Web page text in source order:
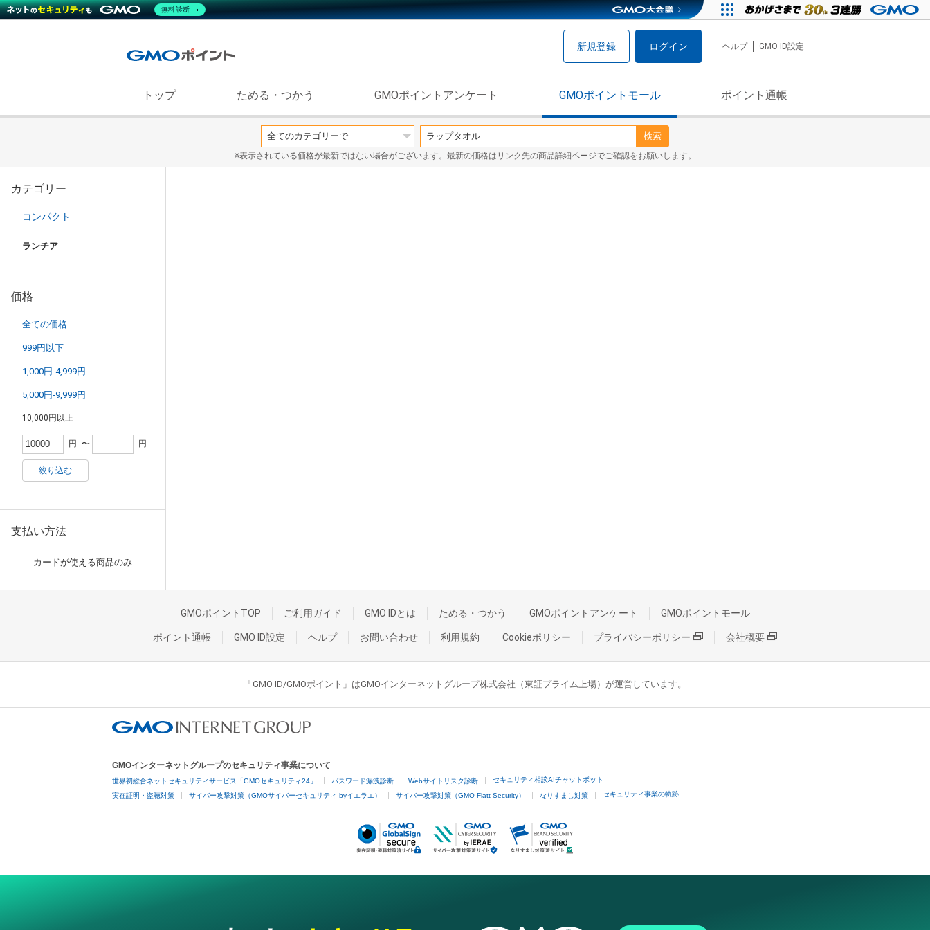
新規登録 ログイン ヘルプ GMO ID設定
トップ ためる・つかう GMOポイントアンケート GMOポイントモール ポイント通帳
検索
※表示されている価格が最新ではない場合がございます。最新の価格はリンク先の商品詳細ページでご確認をお願いします。
カテゴリー
コンパクト
ランチア
価格
全ての価格
999円以下
1,000円-4,999円
5,000円-9,999円
10,000円以上
円 〜 円
絞り込む
支払い方法
カードが使える商品のみ
GMOポイントTOP ご利用ガイド GMO IDとは ためる・つかう GMOポイントアンケート GMOポイントモール
ポイント通帳 GMO ID設定 ヘルプ お問い合わせ 利用規約 Cookieポリシー プライバシーポリシー 会社概要
「GMO ID/GMOポイント」はGMOインターネットグループ株式会社（東証プライム上場）が運営しています。
GMOインターネットグループのセキュリティ事業について
世界初総合ネットセキュリティサービス「GMOセキュリティ24」 パスワード漏洩診断 Webサイトリスク診断 セキュリティ相談AIチャットボット
実在証明・盗聴対策 サイバー攻撃対策（GMOサイバーセキュリティ byイエラエ） サイバー攻撃対策（GMO Flatt Security） なりすまし対策 セキュリティ事業の軌跡
無料診断